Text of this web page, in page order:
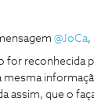
@JoCa,
for reconhecida
mesma
assim, que o